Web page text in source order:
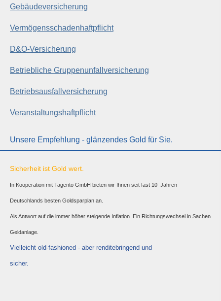
Ge­bäude­ver­si­che­rung
Vermögensschadenhaftpflicht
D&O-Versicherung
Betriebliche Gruppenunfallversicherung
Betriebsausfallversicherung
Veranstaltungshaftpflicht
Unsere Empfehlung - glänzendes Gold für Sie.
Sicherheit ist Gold wert.
In Kooperation mit Tagento GmbH bieten wir Ihnen seit fast 10 Jahren
Deutschlands besten Goldsparplan an.
Als Antwort auf die immer höher steigende Inflation. Ein Richtungswechsel in Sachen
Geldanlage.
Vielleicht old-fashioned - aber renditebringend und
sicher.